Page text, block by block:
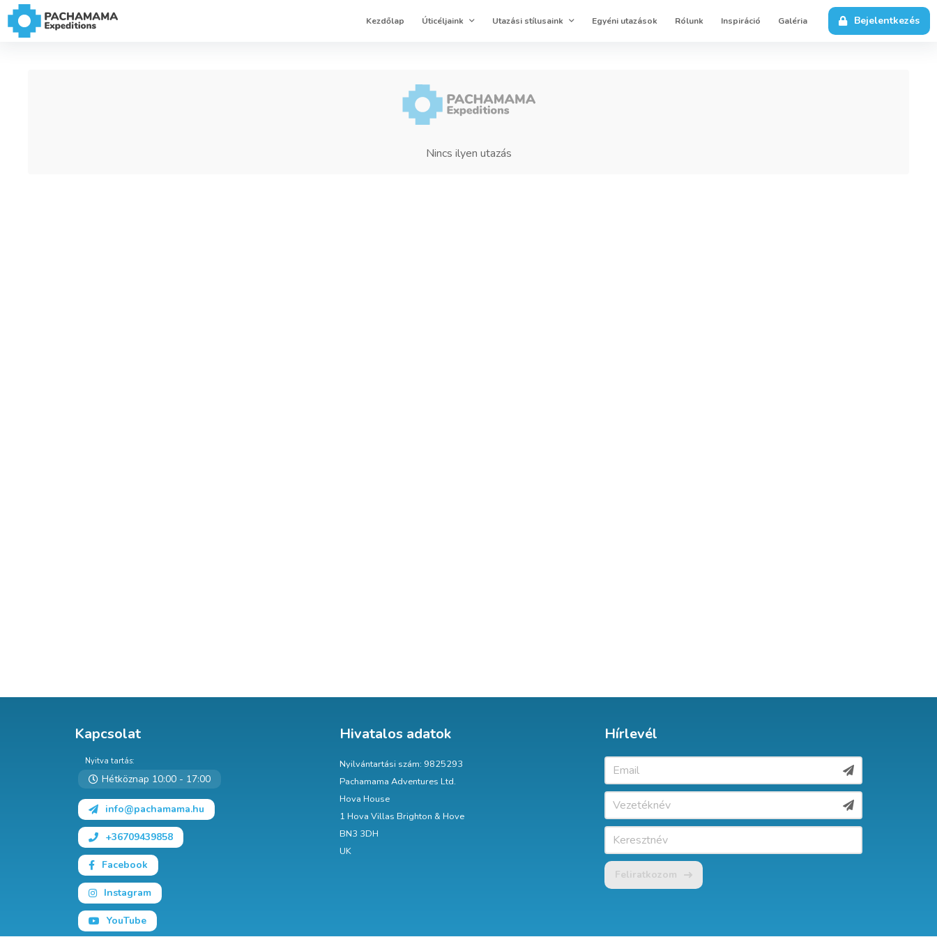
Kezdőlap Úticéljaink Utazási stílusaink Egyéni utazások Rólunk Inspiráció Galéria Bejelentkezés
Nincs ilyen utazás
Kapcsolat
Nyitva tartás:
Hétköznap 10:00 - 17:00
info@pachamama.hu
+36709439858
Facebook
Instagram
YouTube
Hivatalos adatok
Nyilvántartási szám: 9825293
Pachamama Adventures Ltd.
Hova House
1 Hova Villas Brighton & Hove
BN3 3DH
UK
Hírlevél
Feliratkozom